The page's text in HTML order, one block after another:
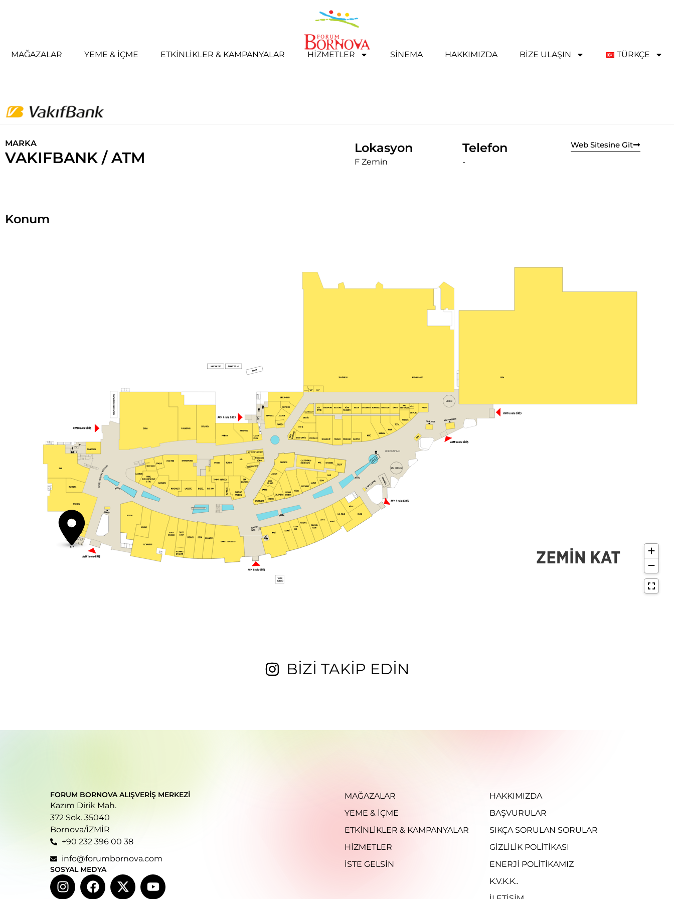
MAĞAZALAR YEME & İÇME ETKINLIKLER & KAMPANYALAR HIZMETLER SINEMA HAKKIMIZDA BIZE ULAŞIN TÜRKÇE
MARKA
VAKIFBANK / ATM
Lokasyon
F Zemin
Telefon
-
Web Sitesine Git
Konum
BİZİ TAKİP EDİN
FORUM BORNOVA ALIŞVERIŞ MERKEZI
Kazım Dirik Mah.
372 Sok. 35040
Bornova/İZMİR
+90 232 396 00 38
info@forumbornova.com
SOSYAL MEDYA
MAĞAZALAR
YEME & İÇME
ETKINLIKLER & KAMPANYALAR
HIZMETLER
İSTE GELSIN
HAKKIMIZDA
BAŞVURULAR
SIKÇA SORULAN SORULAR
GIZLILIK POLITIKASI
ENERJI POLITIKAMIZ
K.V.K.K..